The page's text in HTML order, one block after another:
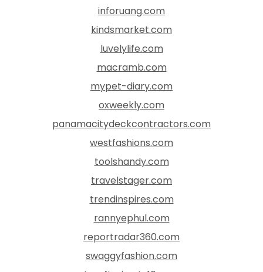
inforuang.com
kindsmarket.com
luvelylife.com
macramb.com
mypet-diary.com
oxweekly.com
panamacitydeckcontractors.com
westfashions.com
toolshandy.com
travelstager.com
trendinspires.com
rannyephul.com
reportradar360.com
swaggyfashion.com